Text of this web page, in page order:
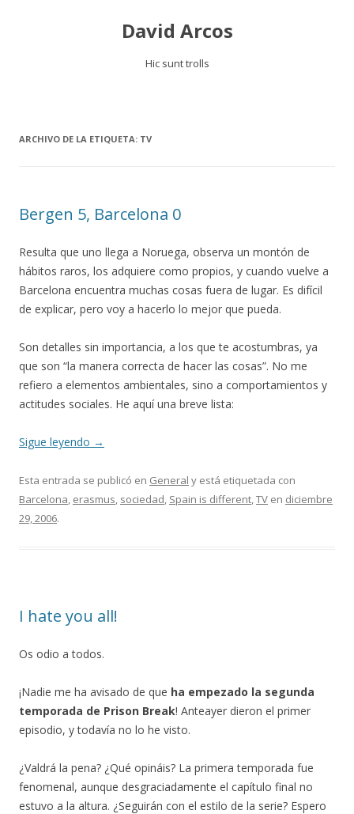
David Arcos
Hic sunt trolls
ARCHIVO DE LA ETIQUETA: TV
Bergen 5, Barcelona 0
Resulta que uno llega a Noruega, observa un montón de
hábitos raros, los adquiere como propios, y cuando vuelve a
Barcelona encuentra muchas cosas fuera de lugar. Es difícil
de explicar, pero voy a hacerlo lo mejor que pueda.
Son detalles sin importancia, a los que te acostumbras, ya
que son “la manera correcta de hacer las cosas”. No me
refiero a elementos ambientales, sino a comportamientos y
actitudes sociales. He aquí una breve lista:
Sigue leyendo →
Esta entrada se publicó en General y está etiquetada con
Barcelona, erasmus, sociedad, Spain is different,TV en diciembre
29, 2006.
I hate you all!
Os odio a todos.
¡Nadie me ha avisado de que ha empezado la segunda
temporada de Prison Break! Anteayer dieron el primer
episodio, y todavía no lo he visto.
¿Valdrá la pena? ¿Qué opináis? La primera temporada fue
fenomenal, aunque desgraciadamente el capítulo final no
estuvo a la altura. ¿Seguirán con el estilo de la serie? Espero